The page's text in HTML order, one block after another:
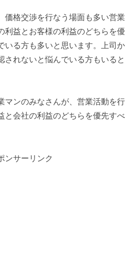
価格交渉を行なう場面も多い営業
利益とお客様の利益のどちらを優
いる方も多いと思います。上司か
されないと悩んでいる方もいると
マンのみなさんが、営業活動を行
と会社の利益のどちらを優先すべ
ンサーリンク